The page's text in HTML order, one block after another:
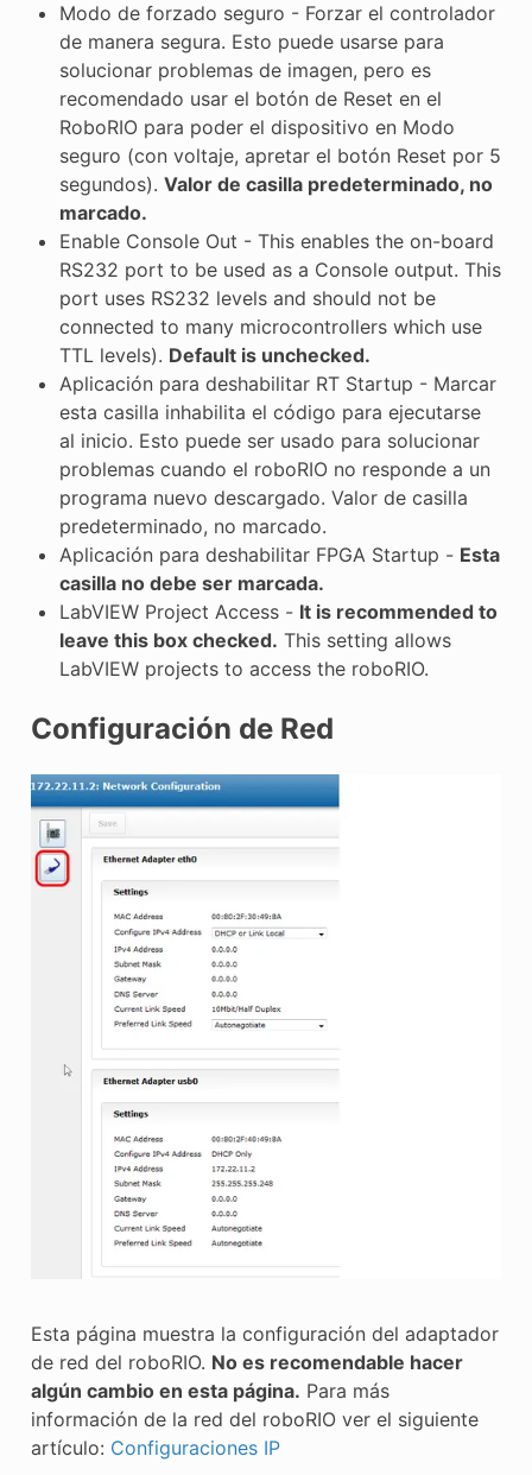
Modo de forzado seguro - Forzar el controlador
de manera segura. Esto puede usarse para
solucionar problemas de imagen, pero es
recomendado usar el botón de Reset en el
RoboRIO para poder el dispositivo en Modo
seguro (con voltaje, apretar el botón Reset por 5
segundos). Valor de casilla predeterminado, no
marcado.
Enable Console Out - This enables the on-board
RS232 port to be used as a Console output. This
port uses RS232 levels and should not be
connected to many microcontrollers which use
TTL levels). Default is unchecked.
Aplicación para deshabilitar RT Startup - Marcar
esta casilla inhabilita el código para ejecutarse
al inicio. Esto puede ser usado para solucionar
problemas cuando el roboRIO no responde a un
programa nuevo descargado. Valor de casilla
predeterminado, no marcado.
Aplicación para deshabilitar FPGA Startup - Esta
casilla no debe ser marcada.
LabVIEW Project Access - It is recommended to
leave this box checked. This setting allows
LabVIEW projects to access the roboRIO.
Configuración de Red
Esta página muestra la configuración del adaptador
de red del roboRIO. No es recomendable hacer
algún cambio en esta página. Para más
información de la red del roboRIO ver el siguiente
artículo: Configuraciones IP